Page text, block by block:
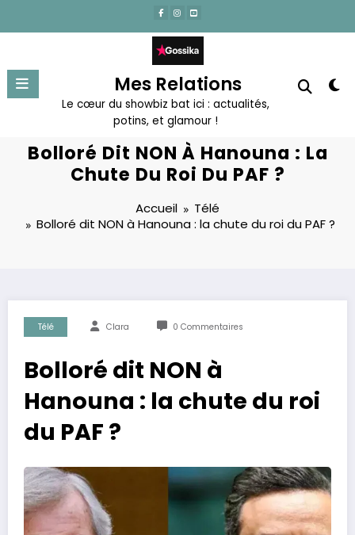
contenu
Mes Relations
Le cœur du showbiz bat ici : actualités,
potins, et glamour !
Bolloré Dit NON À Hanouna : La
Chute Du Roi Du PAF ?
Accueil
Télé
Bolloré dit NON à Hanouna : la chute du roi du PAF ?
Télé Clara 0 Commentaires
Bolloré dit NON à
Hanouna : la chute du roi
du PAF ?